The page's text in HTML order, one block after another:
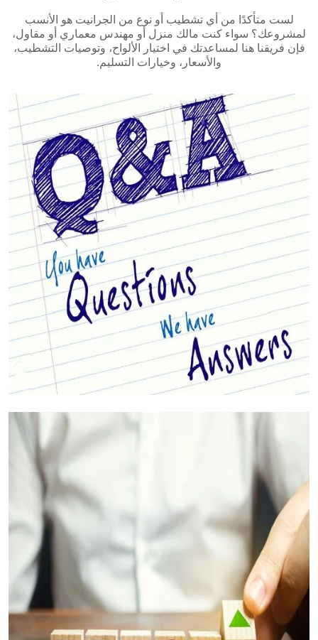
لست متأكدًا من أي تشطيب أو نوع من الجرانيت هو الأنسب
لمشروعك؟ سواء كنت مالك منزل أو مهندس معماري أو مقاول،
فإن فريقنا هنا لمساعدتك في اختيار الألواح، وتوصيات التشطيب،
والأسعار، وخيارات التسليم.
أسئلتك مجابة (الأسئلة الشائعة)